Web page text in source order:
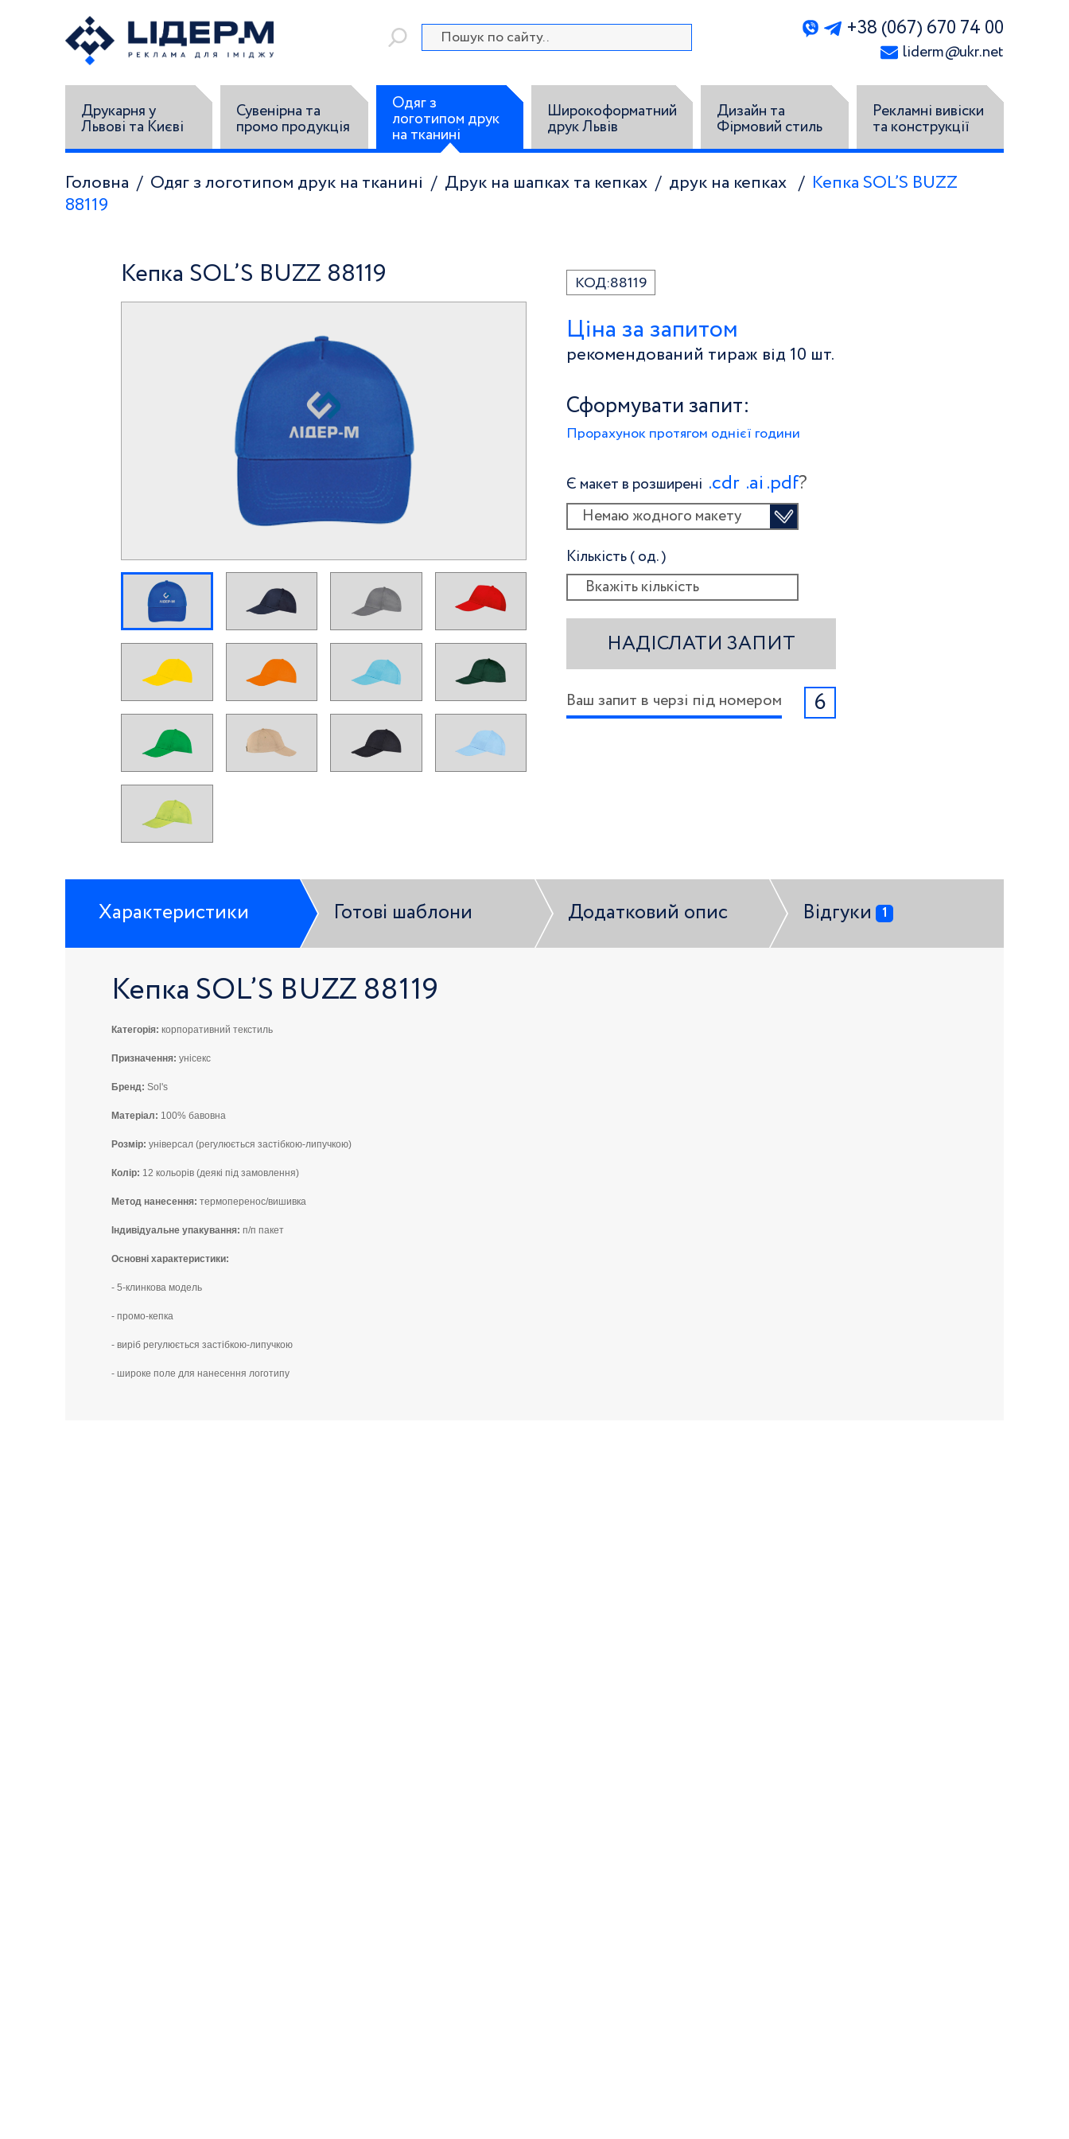
+38 (067) 670 74 00
liderm@ukr.net
Друкарня у
Львові та Києві
Сувенірна та
промо продукція
Одяг з
логотипом друк
на тканині
Широкоформатний
друк Львів
Дизайн та
Фірмовий стиль
Рекламні вивіски
та конструкції
Головна Одяг з логотипом друк на тканині Друк на шапках та кепках друк на кепках
Кепка SOL’S BUZZ
88119
Кепка SOL’S BUZZ 88119 КОД:88119
Ціна за запитом
рекомендований тираж від 10 шт.
Сформувати запит:
Прорахунок протягом однієї години
Є макет в розширені .сdr .ai .pdf?
Немаю жодного макету
Кількість ( од. )
НАДІСЛАТИ ЗАПИТ
Ваш запит в черзі під номером 6
Характеристики Готові шаблони Додатковий опис Відгуки 1
Кепка SOL’S BUZZ 88119
Категорія: корпоративний текстиль
Призначення: унісекс
Бренд: Sol's
Матеріал: 100% бавовна
Розмір: універсал (регулюється застібкою-липучкою)
Колір: 12 кольорів (деякі під замовлення)
Метод нанесення: термоперенос/вишивка
Індивідуальне упакування: п/п пакет
Основні характеристики:
- 5-клинкова модель
- промо-кепка
- виріб регулюється застібкою-липучкою
- широке поле для нанесення логотипу